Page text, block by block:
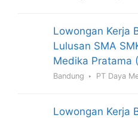
Lowongan Kerja
Lulusan SMA
Medika Pratama
Bandung PT Daya
Lowongan Kerja